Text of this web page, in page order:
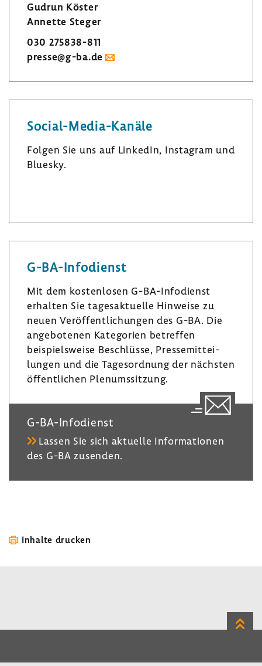
Gudrun Köster
Annette Steger
030 275838-​811
presse@g-ba.de
Social-​Media-Kanäle
Folgen Sie uns auf LinkedIn, Insta­gram und
Bluesky.
n
k
d
n
s
t
­
r
a
m
u
e
k
G-​BA-Infodienst
Mit dem kosten­losen G-​BA-Infodienst
erhalten Sie tages­ak­tu­elle Hinweise zu
neuen Veröf­fent­li­chungen des G-BA. Die
ange­bo­tenen Kate­go­rien betreffen
beispiels­weise Beschlüsse, Pres­se­mit­tei­
lungen und die Tages­ord­nung der nächsten
öffent­li­chen Plenumssit­zung.
G-​BA-Infodienst
Lassen Sie sich aktu­elle Infor­ma­tionen
des G-BA zusenden.
Inhalte drucken
Zum